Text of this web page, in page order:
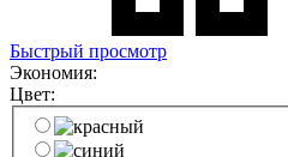
Быстрый просмотр
Экономия:
Цвет: